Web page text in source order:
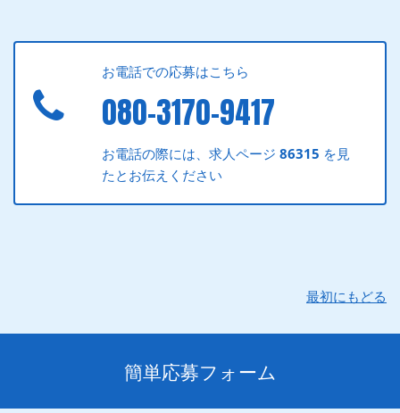
お電話での応募はこちら
080-3170-9417
お電話の際には、求人ページ86315 を見
たとお伝えください
最初にもどる
簡単応募フォーム